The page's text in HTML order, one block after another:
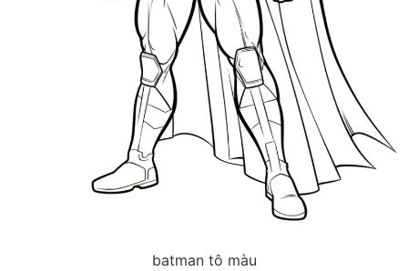
batman tô màu